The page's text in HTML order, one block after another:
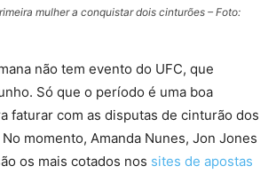
mulher a conquistar dois cinturões – Foto:
não tem evento do UFC, que
Só que o período é uma boa
faturar com as disputas de cinturão dos
momento, Amanda Nunes, Jon Jones
os mais cotados nos sites de apostas